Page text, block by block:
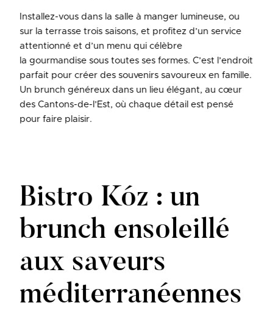
Installez-vous dans la salle à manger lumineuse, ou
sur la terrasse trois saisons, et profitez d’un service
attentionné et d’un menu qui célèbre
la gourmandise sous toutes ses formes. C’est l’endroit
parfait pour créer des souvenirs savoureux en famille.
Un brunch généreux dans un lieu élégant, au cœur
des Cantons-de-l’Est, où chaque détail est pensé
pour faire plaisir.
Bistro Kóz : un
brunch ensoleillé
aux saveurs
méditerranéennes